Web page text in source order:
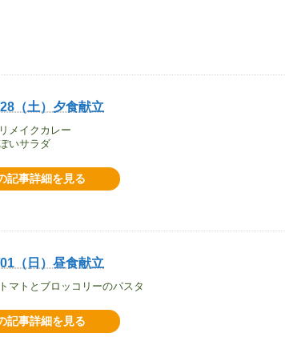
（土）夕食献立
メイクカレー
いサラダ
記事詳細を見る
（日）昼食献立
マトとブロッコリーのパスタ
記事詳細を見る